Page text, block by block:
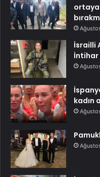
ortaya
İsrailli
İntihar
kadın